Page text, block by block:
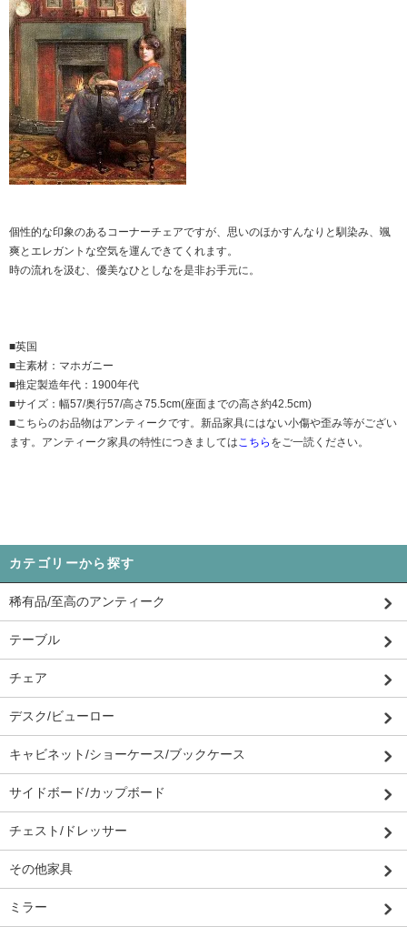
個性的な印象のあるコーナーチェアですが、思いのほかすんなりと馴染み、颯
爽とエレガントな空気を運んできてくれます。
時の流れを汲む、優美なひとしなを是非お手元に。
■英国
■主素材：マホガニー
■推定製造年代：1900年代
■サイズ：幅57/奥行57/高さ75.5cm(座面までの高さ約42.5cm)
■こちらのお品物はアンティークです。新品家具にはない小傷や歪み等がござい
ます。アンティーク家具の特性につきましては こちら をご一読ください。
カテゴリーから探す
稀有品/至高のアンティーク
テーブル
チェア
デスク/ビューロー
キャビネット/ショーケース/ブックケース
サイドボード/カップボード
チェスト/ドレッサー
その他家具
ミラー